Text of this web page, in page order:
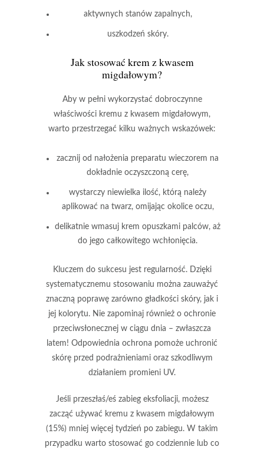
aktywnych stanów zapalnych,
uszkodzeń skóry.
Jak stosować krem z kwasem
migdałowym?
Aby w pełni wykorzystać dobroczynne
właściwości kremu z kwasem migdałowym,
warto przestrzegać kilku ważnych wskazówek:
zacznij od nałożenia preparatu wieczorem na
dokładnie oczyszczoną cerę,
wystarczy niewielka ilość, którą należy
aplikować na twarz, omijając okolice oczu,
delikatnie wmasuj krem opuszkami palców, aż
do jego całkowitego wchłonięcia.
Kluczem do sukcesu jest regularność.Dzięki
systematycznemu stosowaniu można zauważyć
znaczną poprawę zarówno gładkości skóry, jak i
jej kolorytu. Nie zapominaj również o ochronie
przeciwsłonecznej w ciągu dnia – zwłaszcza
latem! Odpowiednia ochrona pomoże uchronić
skórę przed podrażnieniami oraz szkodliwym
działaniem promieni UV.
Jeśli przeszłaś/eś zabieg eksfoliacji, możesz
zacząć używać kremu z kwasem migdałowym
(15%) mniej więcej tydzień po zabiegu. W takim
przypadku warto stosować go codziennie lub co